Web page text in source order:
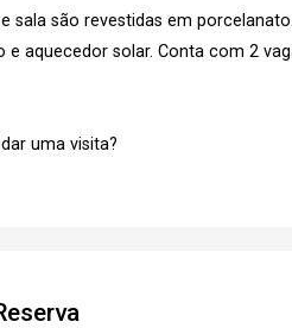
sala são revestidas em
aquecedor solar. Conta com 2
uma visita?